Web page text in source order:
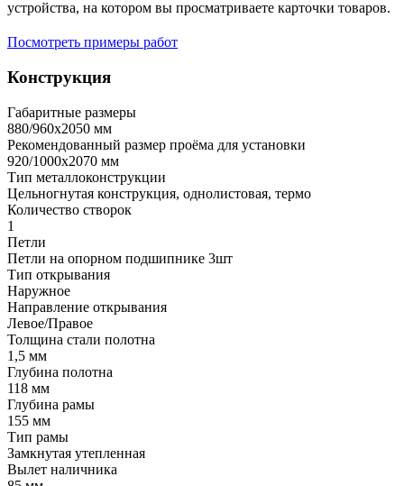
устройства, на котором вы просматриваете карточки товаров.
Посмотреть примеры работ
Конструкция
Габаритные размеры
880/960х2050 мм
Рекомендованный размер проёма для установки
920/1000х2070 мм
Тип металлоконструкции
Цельногнутая конструкция, однолистовая, термо
Количество створок
1
Петли
Петли на опорном подшипнике 3шт
Тип открывания
Наружное
Направление открывания
Левое/Правое
Толщина стали полотна
1,5 мм
Глубина полотна
118 мм
Глубина рамы
155 мм
Тип рамы
Замкнутая утепленная
Вылет наличника